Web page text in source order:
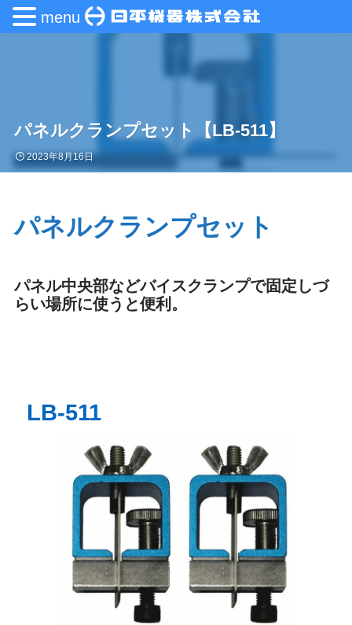
パネルクランプセット【LB-511】
2023年8月16日
パネルクランプセット
パネル中央部などバイスクランプで固定しづ
らい場所に使うと便利。
LB-511
menu